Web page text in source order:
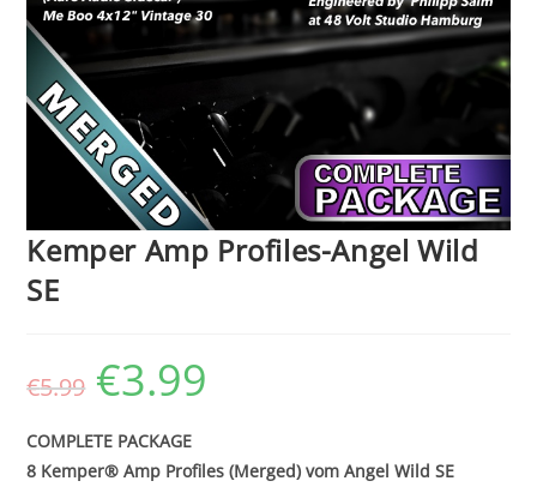
Kemper Amp Profiles-Angel Wild
SE
€5.99
Ursprünglicher
Preis
war:
€3.99
COMPLETE PACKAGE
8 Kemper® Amp Profiles (Merged) vom Angel Wild SE